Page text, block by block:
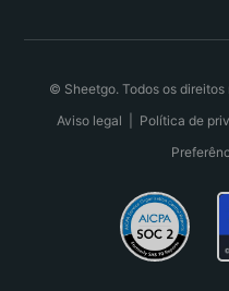
© Sheetgo. Todos os direitos
Aviso legal
Política de